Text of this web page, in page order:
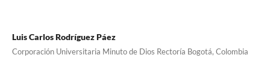
Luis Carlos Rodríguez Páez
Corporación Universitaria Minuto de Dios Rectoría Bogotá, Colombia